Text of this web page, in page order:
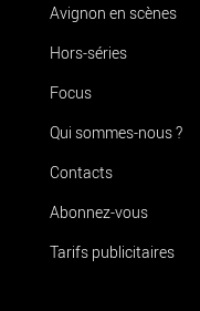
Avignon en scènes
Hors-séries
Focus
Qui sommes-nous ?
Contacts
Abonnez-vous
Tarifs publicitaires